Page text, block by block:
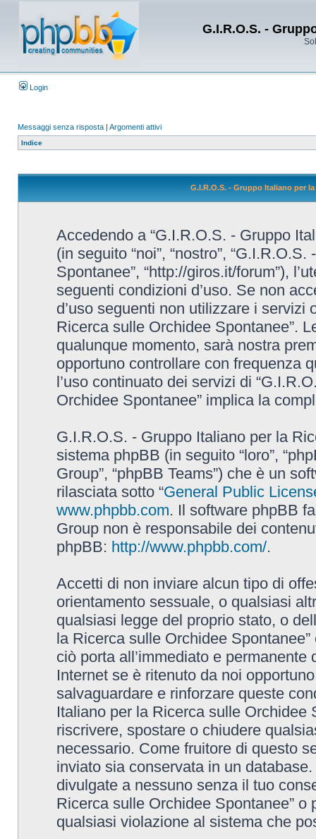
G.I.R.O.S. -
Login
Messaggi senza risposta | Argomenti attivi
Indice
G.I.R.O.S. - Gruppo Italiano per
Accedendo a “G.I.R.O.S. - Gruppo
(in seguito “noi”, “nostro”,
Spontanee”, “http://giros.it/forum”),
seguenti condizioni d’uso. Se non
d’uso seguenti non utilizzare i servizi
Ricerca sulle Orchidee Spontanee”.
qualunque momento, sarà nostra
opportuno controllare con frequenza
l’uso continuato dei servizi di
Orchidee Spontanee” implica la
G.I.R.O.S. - Gruppo Italiano per la
sistema phpBB (in seguito “loro”,
Group”, “phpBB Teams”) che è un
rilasciata sotto “General Public
www.phpbb.com. Il software phpBB
Group non è responsabile dei
phpBB: http://www.phpbb.com/.
Accetti di non inviare alcun tipo di
orientamento sessuale, o qualsiasi
qualsiasi legge del proprio stato, o
la Ricerca sulle Orchidee
ciò porta all’immediato e
Internet se è ritenuto da noi
salvaguardare e rinforzare queste
Italiano per la Ricerca sulle Orchidee
riscrivere, spostare o chiudere
necessario. Come fruitore di questo
inviato sia conservata in un
divulgate a nessuno senza il tuo
Ricerca sulle Orchidee Spontanee”
qualsiasi violazione al sistema che